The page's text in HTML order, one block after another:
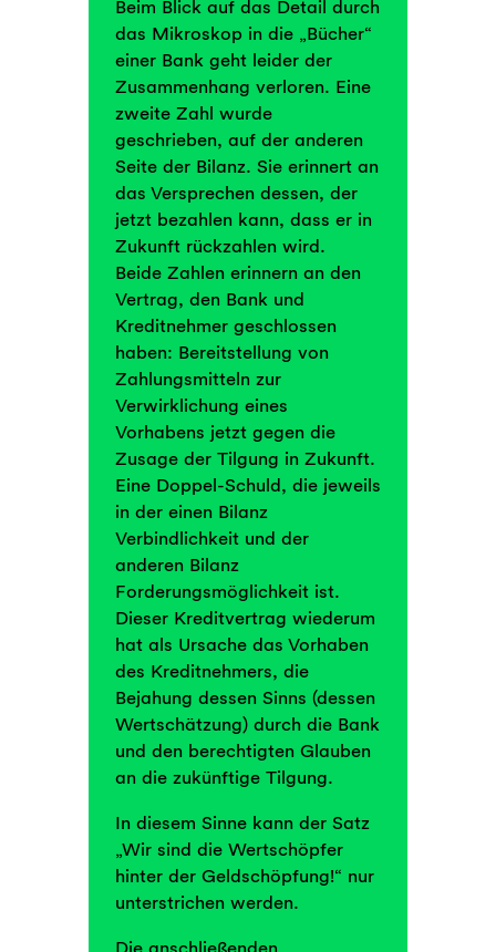
Beim Blick auf das Detail durch
das Mikroskop in die „Bücher“
einer Bank geht leider der
Zusammenhang verloren. Eine
zweite Zahl wurde
geschrieben, auf der anderen
Seite der Bilanz. Sie erinnert an
das Versprechen dessen, der
jetzt bezahlen kann, dass er in
Zukunft rückzahlen wird.
Beide Zahlen erinnern an den
Vertrag, den Bank und
Kreditnehmer geschlossen
haben: Bereitstellung von
Zahlungsmitteln zur
Verwirklichung eines
Vorhabens jetzt gegen die
Zusage der Tilgung in Zukunft.
Eine Doppel-Schuld, die jeweils
in der einen Bilanz
Verbindlichkeit und der
anderen Bilanz
Forderungsmöglichkeit ist.
Dieser Kreditvertrag wiederum
hat als Ursache das Vorhaben
des Kreditnehmers, die
Bejahung dessen Sinns (dessen
Wertschätzung) durch die Bank
und den berechtigten Glauben
an die zukünftige Tilgung.
In diesem Sinne kann der Satz
„Wir sind die Wertschöpfer
hinter der Geldschöpfung!“ nur
unterstrichen werden.
Die anschließenden